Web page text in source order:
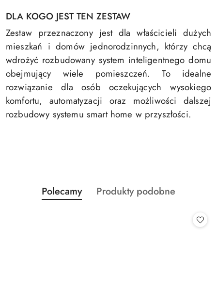
DLA KOGO JEST TEN ZESTAW
Zestaw przeznaczony jest dla właścicieli dużych
mieszkań i domów jednorodzinnych, którzy chcą
wdrożyć rozbudowany system inteligentnego domu
obejmujący wiele pomieszczeń. To idealne
rozwiązanie dla osób oczekujących wysokiego
komfortu, automatyzacji oraz możliwości dalszej
rozbudowy systemu smart home w przyszłości.
Pomiń karuzelę produktów
Produkty
o
Polecamy
Produkty
Produkty podobne